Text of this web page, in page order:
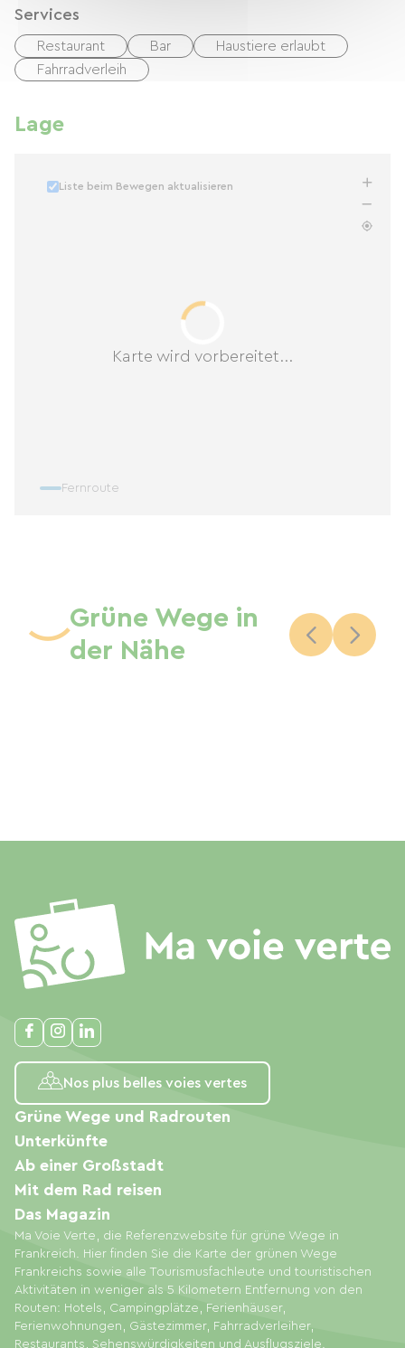
Services
Restaurant Bar
Haustiere erlaubt
Fahrradverleih
Lage
Karte wird vorbereitet...
Liste beim Bewegen aktualisieren
Fernroute
Grüne Wege in
der Nähe
Nos plus belles voies vertes
Ma Voie Verte, die Referenzwebsite für grüne Wege in
Frankreich. Hier finden Sie die Karte der grünen Wege
Frankreichs sowie alle Tourismusfachleute und touristischen
Aktivitäten in weniger als 5 Kilometern Entfernung von den
Routen: Hotels, Campingplätze, Ferienhäuser,
Ferienwohnungen, Gästezimmer, Fahrradverleiher,
Restaurants, Sehenswürdigkeiten und Ausflugsziele.
Grüne Wege und Radrouten
Unterkünfte
Ab einer Großstadt
Mit dem Rad reisen
Das Magazin